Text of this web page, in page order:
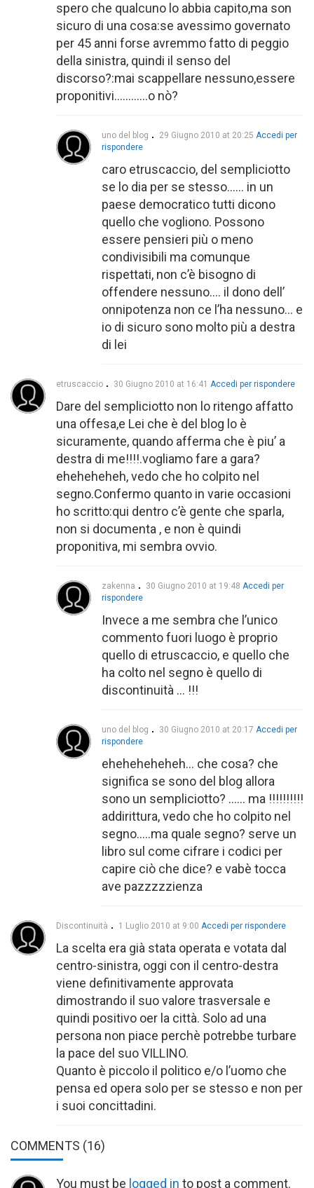
spero che qualcuno lo abbia capito,ma son
sicuro di una cosa:se avessimo governato
per 45 anni forse avremmo fatto di peggio
della sinistra, quindi il senso del
discorso?:mai scappellare nessuno,essere
proponitivi…………o nò?
uno del blog 29 Giugno 2010 at 20:25 Accedi per
rispondere
caro etruscaccio, del sempliciotto
se lo dia per se stesso…… in un
paese democratico tutti dicono
quello che vogliono. Possono
essere pensieri più o meno
condivisibili ma comunque
rispettati, non c’è bisogno di
offendere nessuno…. il dono dell’
onnipotenza non ce l’ha nessuno… e
io di sicuro sono molto più a destra
di lei
etruscaccio 30 Giugno 2010 at 16:41 Accedi per rispondere
Dare del sempliciotto non lo ritengo affatto
una offesa,e Lei che è del blog lo è
sicuramente, quando afferma che è piu’ a
destra di me!!!!.vogliamo fare a gara?
eheheheheh, vedo che ho colpito nel
segno.Confermo quanto in varie occasioni
ho scritto:qui dentro c’è gente che sparla,
non si documenta , e non è quindi
proponitiva, mi sembra ovvio.
zakenna 30 Giugno 2010 at 19:48 Accedi per
rispondere
Invece a me sembra che l’unico
commento fuori luogo è proprio
quello di etruscaccio, e quello che
ha colto nel segno è quello di
discontinuità … !!!
uno del blog 30 Giugno 2010 at 20:17 Accedi per
rispondere
eheheheheheh… che cosa? che
significa se sono del blog allora
sono un sempliciotto? …… ma !!!!!!!!!!
addirittura, vedo che ho colpito nel
segno…..ma quale segno? serve un
libro sul come cifrare i codici per
capire ciò che dice? e vabè tocca
ave pazzzzzienza
Discontinuità 1 Luglio 2010 at 9:00 Accedi per rispondere
La scelta era già stata operata e votata dal
centro-sinistra, oggi con il centro-destra
viene definitivamente approvata
dimostrando il suo valore trasversale e
quindi positivo oer la città. Solo ad una
persona non piace perchè potrebbe turbare
la pace del suo VILLINO.
Quanto è piccolo il politico e/o l’uomo che
pensa ed opera solo per se stesso e non per
i suoi concittadini.
COMMENTS (16)
You must be logged in to post a comment.